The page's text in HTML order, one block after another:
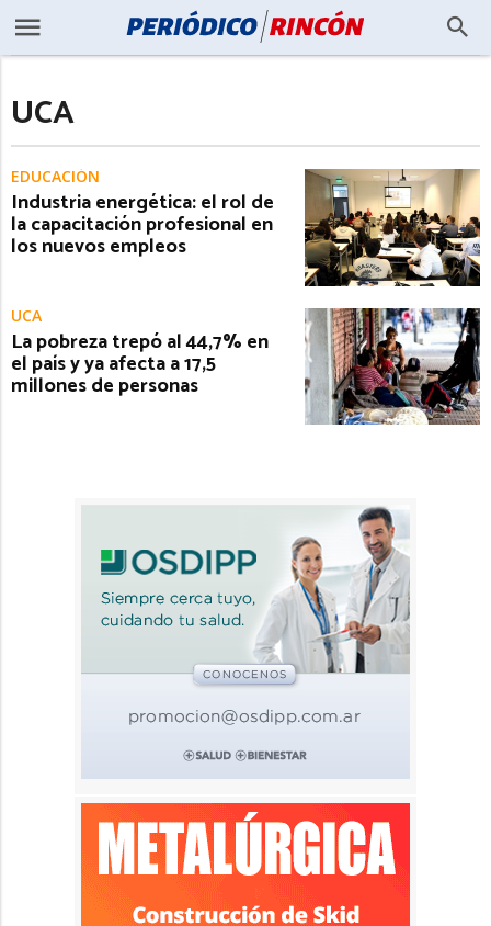
UCA
EDUCACIÓN
Industria energética: el rol de
la capacitación profesional en
los nuevos empleos
UCA
La pobreza trepó al 44,7% en
el país y ya afecta a 17,5
millones de personas